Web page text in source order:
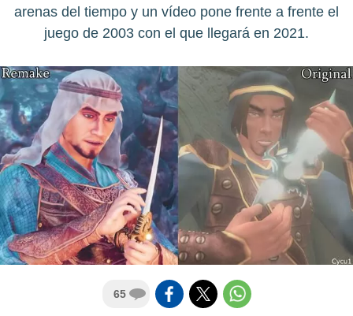
arenas del tiempo y un vídeo pone frente a frente el
juego de 2003 con el que llegará en 2021.
65